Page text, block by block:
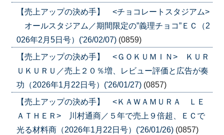
【売上アップの決め手】 <チョコレートスタジアム>
オールスタジアム／期間限定の”義理チョコ”ＥＣ（2
026年2月5日号）('26/02/07) (0859)
【売上アップの決め手】 <ＧＯＫＵＭＩＮ> ＫＵＲ
ＵＫＵＲＵ／売上２０％増、レビュー評価と広告が奏
功（2026年1月22日号）('26/01/27) (0857)
【売上アップの決め手】 <ＫＡＷＡＭＵＲＡ ＬＥ
ＡＴＨＥＲ> 川村通商／５年で売上９倍超、ＥＣで
光る材料商（2026年1月22日号）('26/01/26) (0857)